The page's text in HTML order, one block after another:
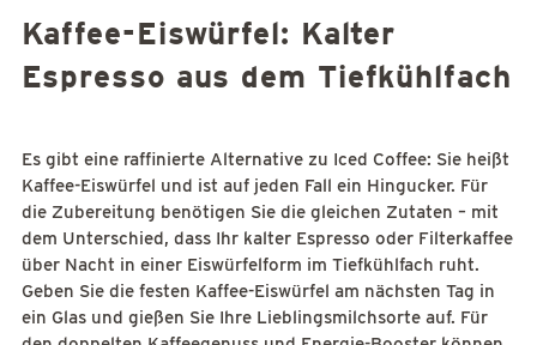
Kaffee-Eiswürfel: Kalter
Espresso aus dem Tiefkühlfach
Es gibt eine raffinierte Alternative zu Iced Coffee: Sie heißt
Kaffee-Eiswürfel und ist auf jeden Fall ein Hingucker. Für
die Zubereitung benötigen Sie die gleichen Zutaten – mit
dem Unterschied, dass Ihr kalter Espresso oder Filterkaffee
über Nacht in einer Eiswürfelform im Tiefkühlfach ruht.
Geben Sie die festen Kaffee-Eiswürfel am nächsten Tag in
ein Glas und gießen Sie Ihre Lieblingsmilchsorte auf. Für